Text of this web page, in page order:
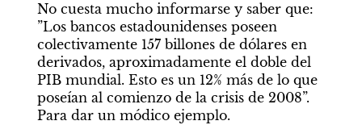
No cuesta mucho informarse y saber que:
”Los bancos estadounidenses poseen
colectivamente 157 billones de dólares en
derivados, aproximadamente el doble del
PIB mundial. Esto es un 12% más de lo que
poseían al comienzo de la crisis de 2008”.
Para dar un módico ejemplo.